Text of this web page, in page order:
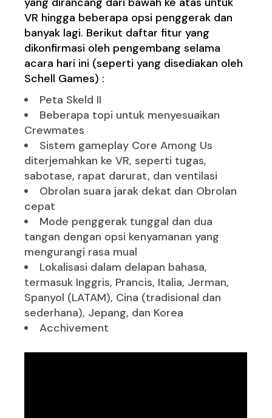
VR hingga beberapa opsi penggerak dan
banyak lagi. Berikut daftar fitur yang
dikonfirmasi oleh pengembang selama
acara hari ini (seperti yang disediakan oleh
Schell Games) :
Peta Skeld II
Beberapa topi untuk menyesuaikan
Crewmates
Sistem gameplay Core Among Us
diterjemahkan ke VR, seperti tugas,
sabotase, rapat darurat, dan ventilasi
Obrolan suara jarak dekat dan Obrolan
cepat
Mode penggerak tunggal dan dua
tangan dengan opsi kenyamanan yang
mengurangi rasa mual
Lokalisasi dalam delapan bahasa,
termasuk Inggris, Prancis, Italia, Jerman,
Spanyol (LATAM), Cina (tradisional dan
sederhana), Jepang, dan Korea
Acchivement